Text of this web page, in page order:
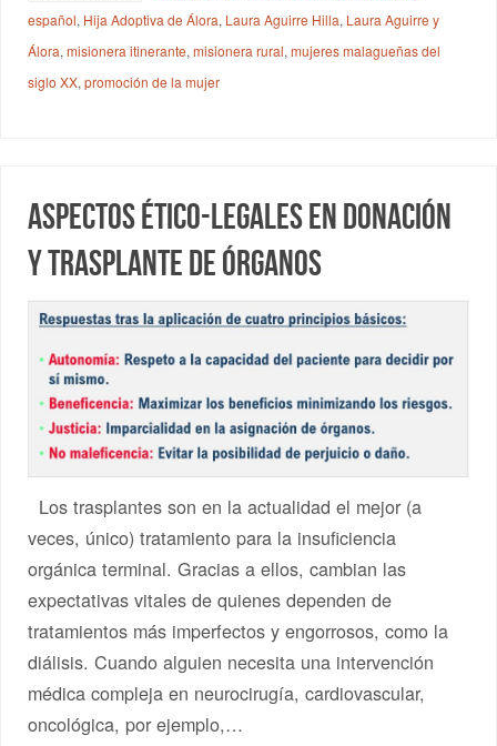
español, Hija Adoptiva de Álora, Laura Aguirre Hilla, Laura Aguirre y
Álora,misionera itinerante,misionera rural,mujeres malagueñas del
siglo XX,promoción de la mujer
Aspectos ético-legales en donación
y trasplante de órganos
Los trasplantes son en la actualidad el mejor (a
veces, único) tratamiento para la insuficiencia
orgánica terminal. Gracias a ellos, cambian las
expectativas vitales de quienes dependen de
tratamientos más imperfectos y engorrosos, como la
diálisis. Cuando alguien necesita una intervención
médica compleja en neurocirugía, cardiovascular,
oncológica, por ejemplo,…